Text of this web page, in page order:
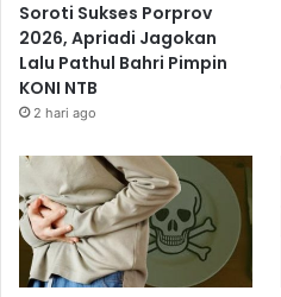
Soroti Sukses Porprov
2026, Apriadi Jagokan
Lalu Pathul Bahri Pimpin
KONI NTB
2 hari ago